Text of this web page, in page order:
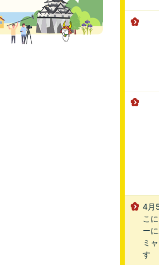
4月
こ
ー
ミ
す